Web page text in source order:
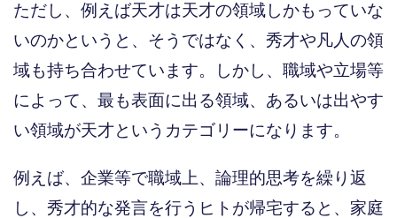
ただし、例えば天才は天才の領域しかもっていな
いのかというと、そうではなく、秀才や凡人の領
域も持ち合わせています。しかし、職域や立場等
によって、最も表面に出る領域、あるいは出やす
い領域が天才というカテゴリーになります。
例えば、企業等で職域上、論理的思考を繰り返
し、秀才的な発言を行うヒトが帰宅すると、家庭